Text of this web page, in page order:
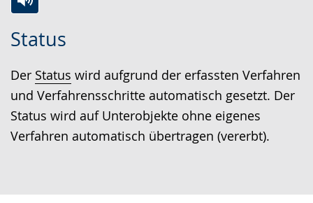
Status
Der Status wird aufgrund der erfassten Verfahren
und Verfahrensschritte automatisch gesetzt. Der
Status wird auf Unterobjekte ohne eigenes
Verfahren automatisch übertragen (vererbt).
Leichten
wechseln.
Audio-
Video
Deutscher
Gebärdensprache
wird
angezeigt.